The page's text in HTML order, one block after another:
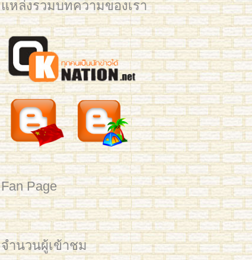
2561 BAM Post web
2561 YIM Post web
2561 PLAM CU for Post
2561 Mean KU
IMG_3325
IMG_3321
IMG_3795
IMG_3277
Mew 7059
mean-hsk3-293
benz-yct3-190-2
jingjing-yct3-189
Business Chinese Course 2016
Han laoshi class 2
Small Kids L & Preaw
Ploy 2016
อาทิตย์เช้า HSK4
IMG_7035
IMG_0731 crop
YIM TRIAM 2015
แหล่งรวมบทความของเรา
Fan Page
จำนวนผู้เข้าชม